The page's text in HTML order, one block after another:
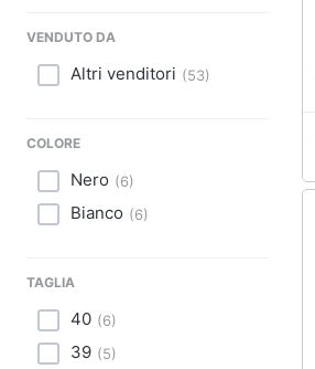
Giocattoli
Casalinghi
Sport
Animali
VENDUTO DA
Altri venditori (53)
COLORE
Nero (6)
Bianco (6)
TAGLIA
40 (6)
39 (5)